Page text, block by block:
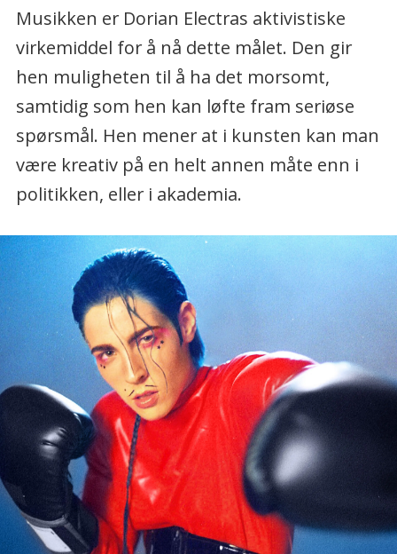
Musikken er Dorian Electras aktivistiske
virkemiddel for å nå dette målet. Den gir
hen muligheten til å ha det morsomt,
samtidig som hen kan løfte fram seriøse
spørsmål. Hen mener at i kunsten kan man
være kreativ på en helt annen måte enn i
politikken, eller i akademia.